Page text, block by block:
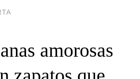
amorosas